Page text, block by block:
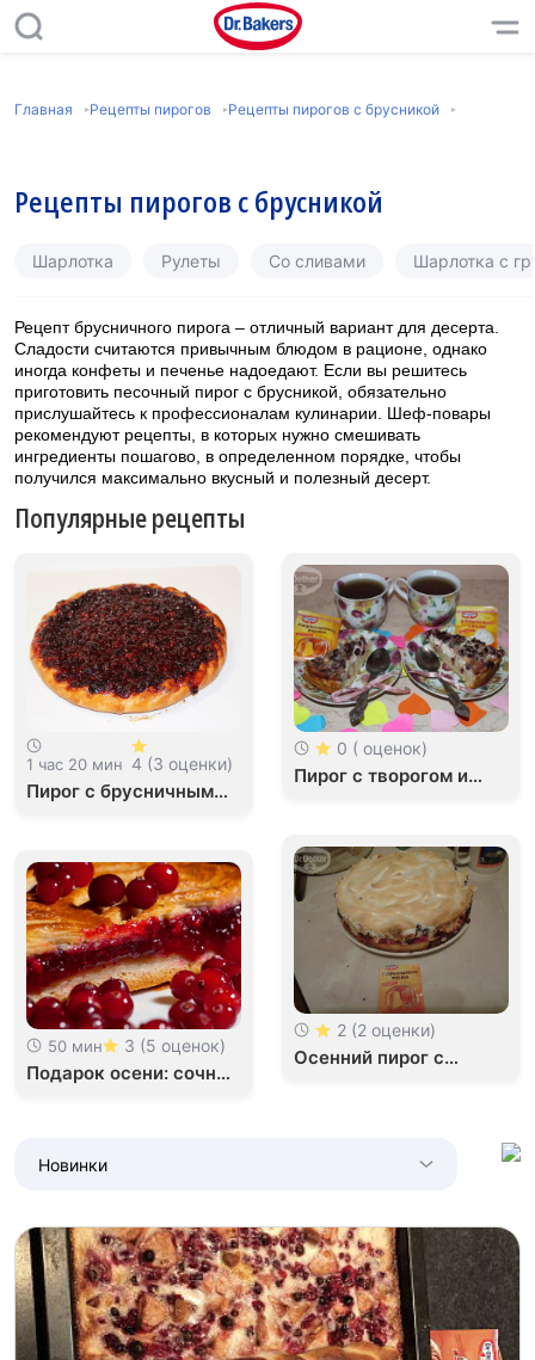
Главная Рецепты пирогов Рецепты пирогов с брусникой
Рецепты пирогов с брусникой
Шарлотка Рулеты Со сливами Шарлотка с
Рецепт брусничного пирога – отличный вариант для десерта.
Сладости считаются привычным блюдом в рационе, однако
иногда конфеты и печенье надоедают. Если вы решитесь
приготовить песочный пирог с брусникой, обязательно
прислушайтесь к профессионалам кулинарии. Шеф-повары
рекомендуют рецепты, в которых нужно смешивать
ингредиенты пошагово, в определенном порядке, чтобы
получился максимально вкусный и полезный десерт.
Популярные рецепты
1 час 20 мин 4 (3 оценки)
Пирог с брусничным
50 мин 3 (5 оценок)
Подарок осени: сочный
0 ( оценок)
Пирог с творогом и
2 (2 оценки)
Осенний пирог с
Новинки